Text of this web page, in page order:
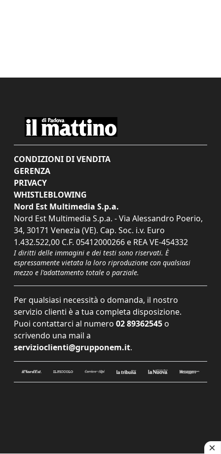
CONDIZIONI DI VENDITA
GERENZA
PRIVACY
WHISTLEBLOWING
Nord Est Multimedia S.p.a.
Nord Est Multimedia S.p.a. - Via Alessandro Poerio,
34, 30171 Venezia (VE). Cap. Soc. i.v. Euro
1.432.522,00 C.F. 05412000266 e REA VE-454332
I diritti delle immagini e dei testi sono riservati. È
espressamente vietata la loro riproduzione con qualsiasi
mezzo e l'adattamento totale o parziale.
Per qualsiasi necessità o domanda, il nostro
servizio clienti è a tua completa disposizione.
Puoi contattarci al numero 02 89362545 o
scrivendo una mail a
servizioclienti@grupponem.it.